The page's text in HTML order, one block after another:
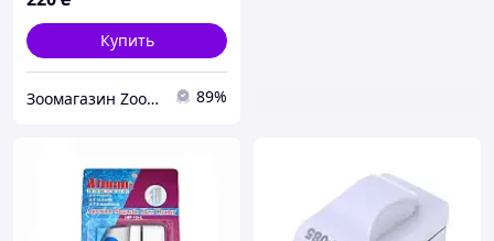
Купить
Зоомагазин Zoo-expert. Быстрая отправка. 89%